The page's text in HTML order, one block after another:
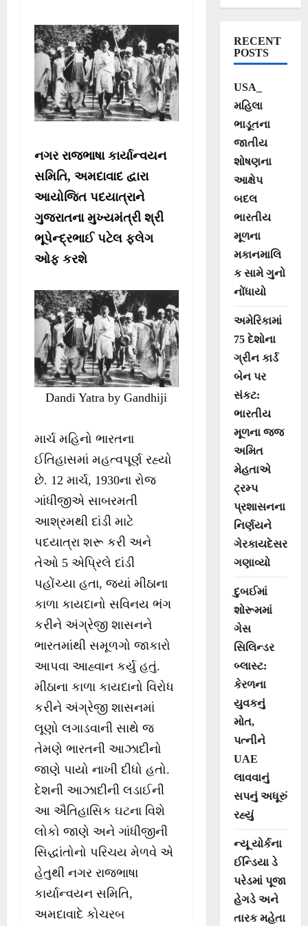
સાબરમતી આશ્રમ
સુધી 2 એપ્રિલે
પદયાત્રા યોજાશે
નગર રાજભાષા કાર્યાન્વયન
સમિતિ, અમદાવાદ દ્વારા
આયોજિત પદયાત્રાને
ગુજરાતના મુખ્યમંત્રી શ્રી
ભૂપેન્દ્રભાઈ પટેલ ફ્લેગ
ઓફ કરશે
Dandi Yatra by Gandhiji
માર્ચ મહિનો ભારતના
ઈતિહાસમાં મહત્વપૂર્ણ રહ્યો
છે. 12 માર્ચ, 1930ના રોજ
ગાંધીજીએ સાબરમતી
આશ્રમથી દાંડી માટે
પદયાત્રા શરૂ કરી અને
તેઓ 5 એપ્રિલે દાંડી
પહોંચ્યા હતા, જ્યાં મીઠાના
કાળા કાયદાનો સવિનય ભંગ
કરીને અંગ્રેજી શાસનને
ભારતમાંથી સમૂળગો જાકારો
આપવા આહ્વાન કર્યુ હતું.
મીઠાના કાળા કાયદાનો વિરોધ
કરીને અંગ્રેજી શાસનમાં
લૂણો લગાડવાની સાથે જ
તેમણે ભારતની આઝાદીનો
જાણે પાયો નાખી દીધો હતો.
દેશની આઝાદીની લડાઈની
આ ઐતિહાસિક ઘટના વિશે
લોકો જાણે અને ગાંધીજીની
સિદ્ધાંતોનો પરિચય મેળવે એ
હેતુથી નગર રાજભાષા
કાર્યાન્વયન સમિતિ,
અમદાવાદે કોચરબ
RECENT
POSTS
USA_
મહિલા
ભાડૂતના
જાતીય
શોષણના
આક્ષેપ
બદલ
ભારતીય
મૂળના
મકાનમાલિ
ક સામે ગુનો
નોંધાયો
અમેરિકામાં
75 દેશોના
ગ્રીન કાર્ડ
બેન પર
સંકટ:
ભારતીય
મૂળના જજ
અમિત
મેહતાએ
ટ્રમ્પ
પ્રશાસનના
નિર્ણયને
ગેરકાયદેસર
ગણાવ્યો
દુબઈમાં
શોરૂમમાં
ગેસ
સિલિન્ડર
બ્લાસ્ટ:
કેરળના
યુવકનું
મોત,
પત્નીને
UAE
લાવવાનું
સપનું અધૂરું
રહ્યું
ન્યૂ યોર્કના
ઈન્ડિયા ડે
પરેડમાં પૂજા
હેગડે અને
તારક મહેતા